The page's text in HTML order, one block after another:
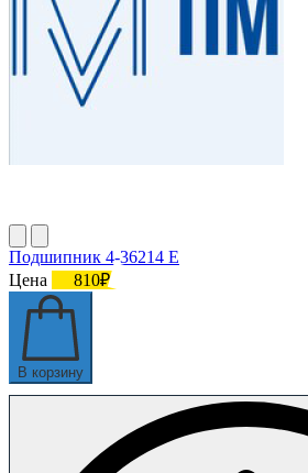
Подшипник 4-36214 Е
Цена
810₽
В корзину